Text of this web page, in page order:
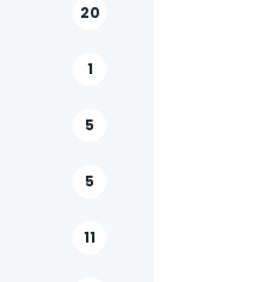
20
1
5
5
11